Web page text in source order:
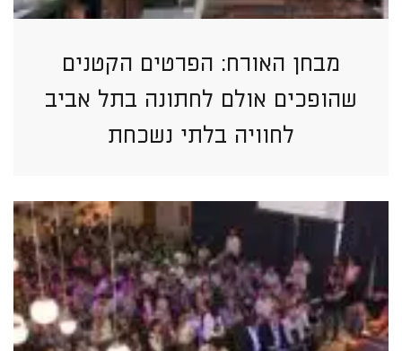
מבחן האורח: הפרטים הקטנים
שהופכים אולם לחתונה בתל אביב
לחוויה בלתי נשכחת